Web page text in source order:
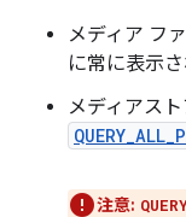
メディア フ
に常に表示
メディアス
注意: